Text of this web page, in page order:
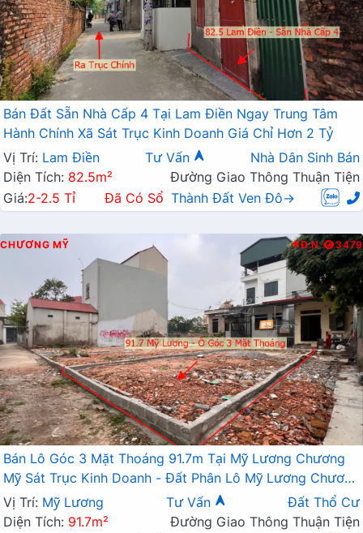
Bán Đất Sẵn Nhà Cấp 4 Tại Lam Điền Ngay Trung Tâm
Hành Chính Xã Sát Trục Kinh Doanh Giá Chỉ Hơn 2 Tỷ
Vị Trí: Lam Điền Tư Vấn
Nhà Dân Sinh Bán
Diện Tích: 82.5m²
Đường Giao Thông Thuận Tiện
Giá:2-2.5 Tỉ Đã Có Sổ Thành Đất Ven Đô→
CHƯƠNG MỸ Đ.N 3479
Bán Lô Góc 3 Mặt Thoáng 91.7m Tại Mỹ Lương Chương
Mỹ Sát Trục Kinh Doanh - Đất Phân Lô Mỹ Lương Chương
Mỹ
Vị Trí: Mỹ Lương Tư Vấn
Đất Thổ Cư
Diện Tích: 91.7m²
Đường Giao Thông Thuận Tiện